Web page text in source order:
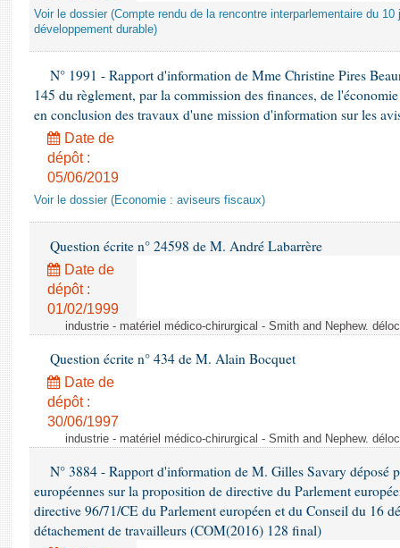
Voir le dossier (Compte rendu de la rencontre interparlementaire du
développement durable)
N° 1991 - Rapport d'information de Mme Christine Pires
145 du règlement, par la commission des finances, de
en conclusion des travaux d'une mission d'information sur les
Date de
dépôt :
05/06/2019
Voir le dossier (Economie : aviseurs fiscaux)
Question écrite n° 24598 de M. André Labarrère
Date de
dépôt :
01/02/1999
industrie - matériel médico-chirurgical - Smith and Nephew.
Question écrite n° 434 de M. Alain Bocquet
Date de
dépôt :
30/06/1997
industrie - matériel médico-chirurgical - Smith and Nephew.
N° 3884 - Rapport d'information de M. Gilles Savary déposé
européennes sur la proposition de directive du Parlement
directive 96/71/CE du Parlement européen et du Conseil du 16
détachement de travailleurs (COM(2016) 128 final)